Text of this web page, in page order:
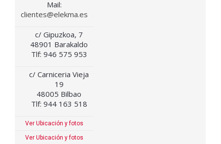
Mail:
clientes@elekma.es
c/ Gipuzkoa, 7
48901 Barakaldo
Tlf: 946 575 953
c/ Carniceria Vieja
19
48005 Bilbao
Tlf: 944 163 518
Ver Ubicación y fotos
Ver Ubicación y fotos